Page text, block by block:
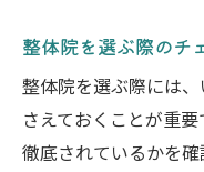
整体院を選ぶ際のチ
整体院を選ぶ際には
さえておくことが重
徹底されているかを